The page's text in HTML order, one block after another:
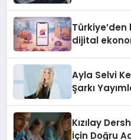
dijital
Ayla Selvi
Şarkı
Kızılay
İçin Doğru